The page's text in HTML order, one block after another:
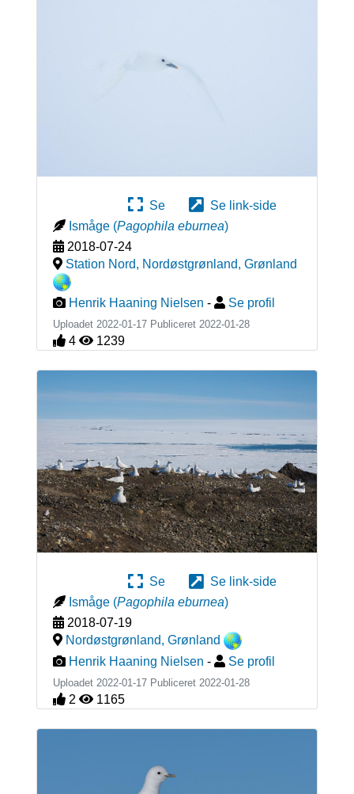
Se
Se link-side
Ismåge (Pagophila eburnea)
2018-07-24
Station Nord, Nordøstgrønland, Grønland
Henrik Haaning Nielsen - Se profil
Uploadet 2022-01-17 Publiceret 2022-01-28
4 1239
Se
Se link-side
Ismåge (Pagophila eburnea)
2018-07-19
Nordøstgrønland, Grønland
Henrik Haaning Nielsen - Se profil
Uploadet 2022-01-17 Publiceret 2022-01-28
2 1165